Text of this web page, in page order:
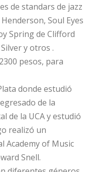
de standars de jazz
Soul Eyes
Spring de Clifford
y otros .
pesos, para
donde estudió
de la
de la UCA y estudió
realizó un
Academy of Music
Snell.